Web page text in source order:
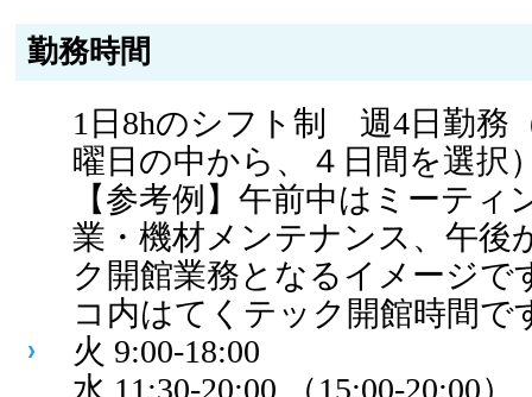
勤務時間
1日8hのシフト制 週4日勤務
曜日の中から、４日間を選択
【参考例】午前中はミーティ
業・機材メンテナンス、午後
ク開館業務となるイメージ
コ内はてくテック開館時間で
火 9:00-18:00
水 11:30-20:00 （15:00-20:00）